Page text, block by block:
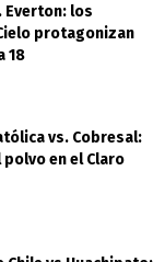
Everton: los
protagonizan
18
vs. Cobresal:
en el Claro